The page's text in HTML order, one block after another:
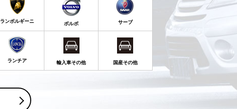
ランボルギーニ ボルボ サーブ
ランチア 輸入車その他 国産その他